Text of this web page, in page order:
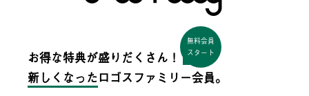
お得な特典が盛りだくさん！
無料会員
スタート
新しくなった ロゴスファミリー会員。